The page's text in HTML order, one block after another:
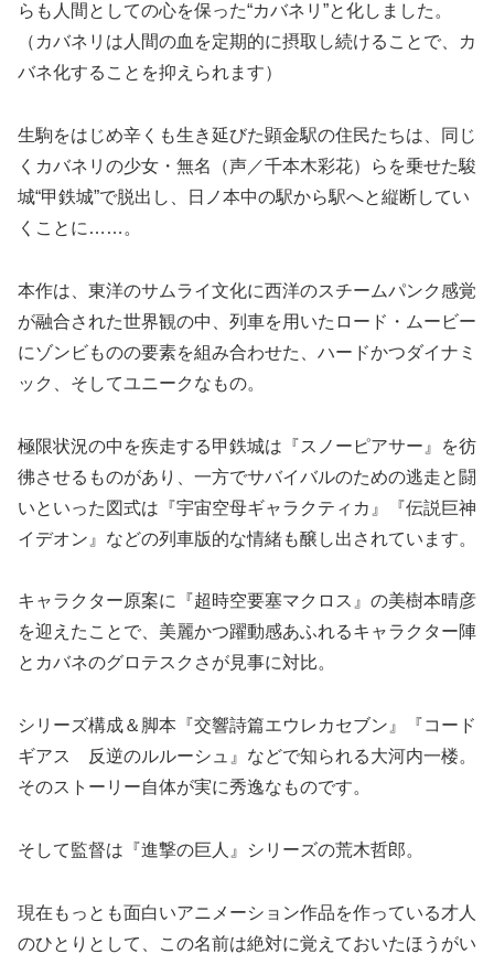
らも人間としての心を保った“カバネリ”と化しました。
（カバネリは人間の血を定期的に摂取し続けることで、カ
バネ化することを抑えられます）
生駒をはじめ辛くも生き延びた顕金駅の住民たちは、同じ
くカバネリの少女・無名（声／千本木彩花）らを乗せた駿
城“甲鉄城”で脱出し、日ノ本中の駅から駅へと縦断してい
くことに……。
本作は、東洋のサムライ文化に西洋のスチームパンク感覚
が融合された世界観の中、列車を用いたロード・ムービー
にゾンビものの要素を組み合わせた、ハードかつダイナミ
ック、そしてユニークなもの。
極限状況の中を疾走する甲鉄城は『スノーピアサー』を彷
彿させるものがあり、一方でサバイバルのための逃走と闘
いといった図式は『宇宙空母ギャラクティカ』『伝説巨神
イデオン』などの列車版的な情緒も醸し出されています。
キャラクター原案に『超時空要塞マクロス』の美樹本晴彦
を迎えたことで、美麗かつ躍動感あふれるキャラクター陣
とカバネのグロテスクさが見事に対比。
シリーズ構成＆脚本『交響詩篇エウレカセブン』『コード
ギアス 反逆のルルーシュ』などで知られる大河内一楼。
そのストーリー自体が実に秀逸なものです。
そして監督は『進撃の巨人』シリーズの荒木哲郎。
現在もっとも面白いアニメーション作品を作っている才人
のひとりとして、この名前は絶対に覚えておいたほうがい